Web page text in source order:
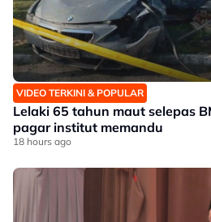
VIDEO TERKINI & POPULAR
Lelaki 65 tahun maut selepas
pagar institut memandu
18 hours ago